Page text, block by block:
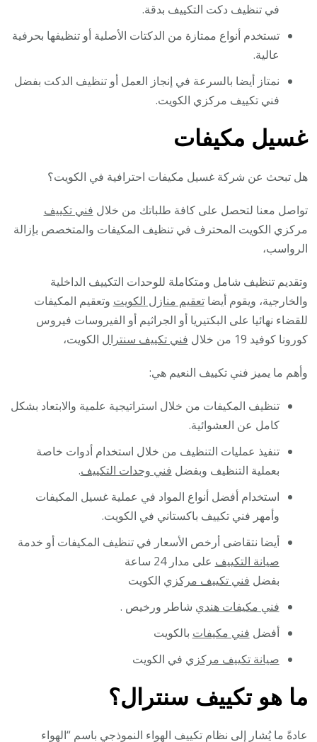
في تنظيف دكت التكييف بدقة.
تستخدم أنواع ممتازة من الدكتات الأصلية أو تنظيفها بحرفية
عالية.
نمتاز أيضا بالسرعة في إنجاز العمل أو تنظيف الدكت بفضل
فني تكييف مركزي الكويت.
غسيل مكيفات
هل تبحث عن شركة غسيل مكيفات احترافية في الكويت؟
تواصل معنا لتحصل على كافة طلباتك من خلال فني تكييف
مركزي الكويت المحترف في تنظيف المكيفات والمتخصص بإزالة
الرواسب،
وتقديم تنظيف شامل ومتكاملة للوحدات التكييف الداخلية
والخارجية، ويقوم أيضاتعقيم منازل الكويت وتعقيم المكيفات
للقضاء نهائيا على البكتيريا أو الجراثيم أو الفيروسات فيروس
كورونا كوفيد 19 من خلال
فني تكييف سنترال الكويت،
وأهم ما يميز فني تكييف النعيم هي:
تنظيف المكيفات من خلال استراتيجية علمية والابتعاد بشكل
كامل عن العشوائية.
تنفيذ عمليات التنظيف من خلال استخدام أدوات خاصة
بعملية التنظيف وبفضل فني وحدات التكييف.
استخدام أفضل أنواع المواد في عملية غسيل المكيفات
وأمهر فني تكييف باكستاني في الكويت.
أيضا نتقاضى أرخص الأسعار في تنظيف المكيفات أو خدمة
صيانة التكييف على مدار 24 ساعة
بفضل فني تكييف مركزي الكويت
فني مكيفات هندي شاطر ورخيص .
أفضل فني مكيفات بالكويت
صيانة تكييف مركزي في الكويت
ما هو تكييف سنترال؟
عادةً ما يُشار إلى نظام تكييف الهواء النموذجي باسم “الهواء